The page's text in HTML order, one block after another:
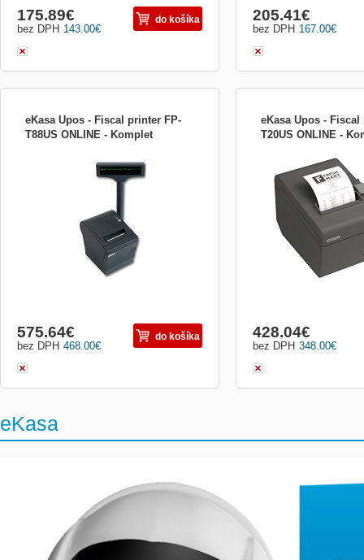
143.00€
bez DPH
175.89€ do košíka
167.00€
bez DPH
205.41€
eKasa Upos - Fiscal printer FP-
T88US ONLINE - Komplet
PRE NAŠICH ZÁKAZNÍKOV PONÚKAME
JEDNODUCHÉ PREROBENIE
EXISTUJÚCEJ TLAČIARNE FT4000 NA
TMH6000, TSP650 a RP300 Tak Vám
stačí vymeniť fiškálnu pamäť za toto
chránené dátové úložisko, nah...
468.00€
bez DPH
575.64€ do košíka
eKasa Upos - Fiscal
T20US ONLINE -
PRE NAŠICH
JEDNODUCHÉ
EXISTUJÚCEJ
eFT4000. Máte jednu z
termotlačiarní? SRP350,
TMH6000, TSP650 a
stačí vymeniť fiškálnu
chránené dátové
348.00€
bez DPH
428.04€
eKasa